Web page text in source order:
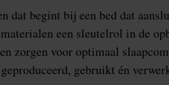
dat begint bij een bed dat
een sleutelrol in de
zorgen voor optimaal
gebruikt én